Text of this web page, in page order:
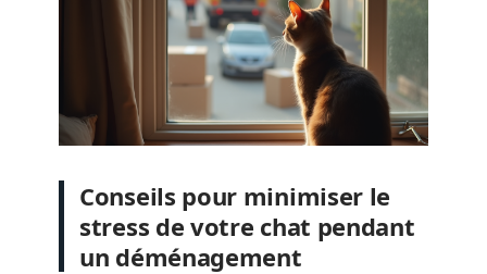
Conseils pour minimiser le
stress de votre chat pendant
un déménagement